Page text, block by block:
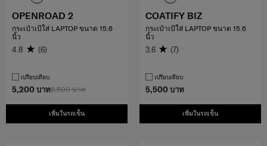
6,500 บาท
5,200 บาท
เพิ่มในรถเข็น
OPENROAD 2
กระเป๋าเป้ใส่ LAPTOP ขนาด 15.6
นิ้ว
4.8 (6)
เปรียบเทียบ
5,500 บาท
เพิ่มในรถเข็น
COATIFY BIZ
กระเป๋าเป้ใส่ LAPTOP ขนาด 15.6
นิ้ว
3.6 (7)
เปรียบเทียบ